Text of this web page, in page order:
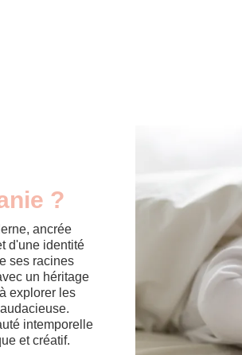
?
ancrée
d'une identité
ses racines
un héritage
explorer les
intemporelle
et créatif.